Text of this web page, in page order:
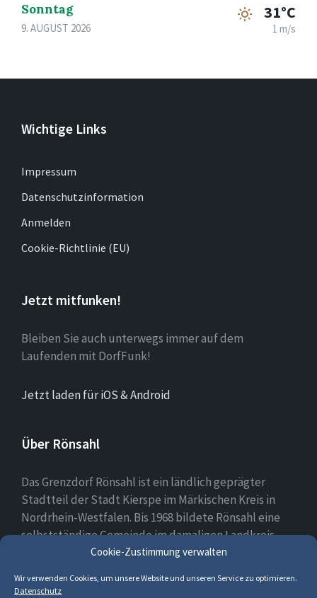
Cookie-Zustimmung verwalten
Wir verwenden Cookies, um unsere Website und unseren Service zu optimieren.
Datenschutz
Sonntag
9. AUGUST 2026
31°C
1 m/s
Wichtige Links
Impressum
Datenschutzinformation
Anmelden
Cookie-Richtlinie (EU)
Jetzt mitfunken!
Bleiben Sie auch unterwegs immer auf dem
Laufenden mit DorfFunk!
Jetzt laden für iOS & Android
Über Rönsahl
Das Grenzdorf Rönsahl ist ein ländlich geprägter
Stadtteil der Stadt Kierspe im Märkischen Kreis in
Nordrhein-Westfalen. Bis 1968 bildete Rönsahl eine
selbstständige Gemeinde im damaligen Landkreis
Altena. Heute leben etwa 2.300 Menschen in und um